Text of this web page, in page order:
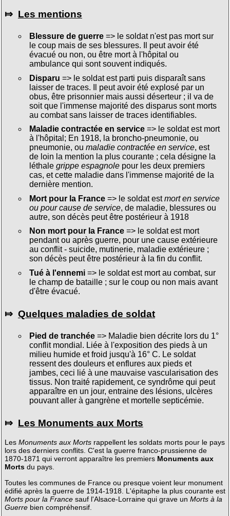
⤇ Les mentions
Blessure de guerre=> le soldat n'est pas mort sur
le coup mais de ses blessures. Il peut avoir été
évacué ou non, ou être mort à l'hôpital ou
ambulance qui sont souvent indiqués.
Disparu => le soldat est parti puis disparaît sans
laisser de traces. Il peut avoir été explosé par un
obus, être prisonnier mais aussi déserteur ; il va de
soit que l'immense majorité des disparus sont morts
au combat sans laisser de traces identifiables.
Maladie contractée en service=> le soldat est mort
à l'hôpital; En 1918, la broncho-pneumonie, ou
pneumonie, ou maladie contractée en service, est
de loin la mention la plus courante ; cela désigne la
léthale grippe espagnolepour les deux premiers
cas, et cette maladie dans l'immense majorité de la
dernière mention.
Mort pour la France=> le soldat estmort en service
ou pour cause de service, de maladie, blessures ou
autre, son décès peut être postérieur à 1918
Non mort pour la France=> le soldat est mort
pendant ou après guerre, pour une cause extérieure
au conflit - suicide, mutinerie, maladie extérieure ;
son décès peut être postérieur à la fin du conflit.
Tué à l'ennemi=> le soldat est mort au combat, sur
le champ de bataille ; sur le coup ou non mais avant
d'être évacué.
⤇ Quelques maladies de soldat
Pied de tranchée=> Maladie bien décrite lors du 1°
conflit mondial. Liée à l'exposition des pieds à un
milieu humide et froid jusqu'à 16° C. Le soldat
ressent des douleurs et enflures aux pieds et
jambes, ceci lié à une mauvaise vascularisation des
tissus. Non traité rapidement, ce syndrôme qui peut
apparaître en un jour, entraine des lésions, ulcères
pouvant aller à gangrène et mortelle septicémie.
⤇ Les Monuments aux Morts
Les Monuments aux Mortsrappellent les soldats morts pour le pays
lors des derniers conflits. C'est la guerre franco-prussienne de
1870-1871 qui verront apparaître les premiers Monuments aux
Mortsdu pays.
Toutes les communes de France ou presque voient leur monument
édifié après la guerre de 1914-1918. L'épitaphe la plus courante est
Morts pour la Francesauf l'Alsace-Lorraine qui grave un Morts à la
Guerrebien compréhensif.